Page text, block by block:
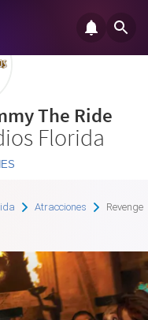
The Ride
Florida
Atracciones
Revenge